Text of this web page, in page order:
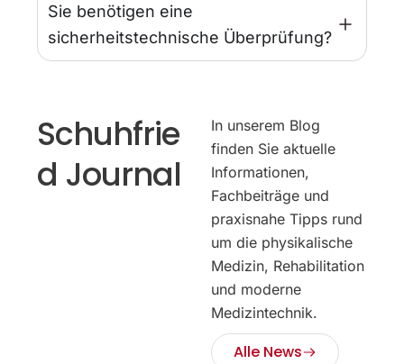
Sie benötigen eine
sicherheitstechnische Überprüfung?
Schuhfrie
d Journal
In unserem Blog
finden Sie aktuelle
Informationen,
Fachbeiträge und
praxisnahe Tipps rund
um die physikalische
Medizin, Rehabilitation
und moderne
Medizintechnik.
Alle News